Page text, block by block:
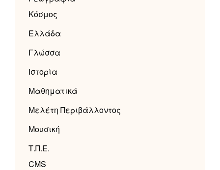
Κόσμος
Ελλάδα
Γλώσσα
Ιστορία
Μαθηματικά
Μελέτη Περιβάλλοντος
Μουσική
Τ.Π.Ε.
CMS